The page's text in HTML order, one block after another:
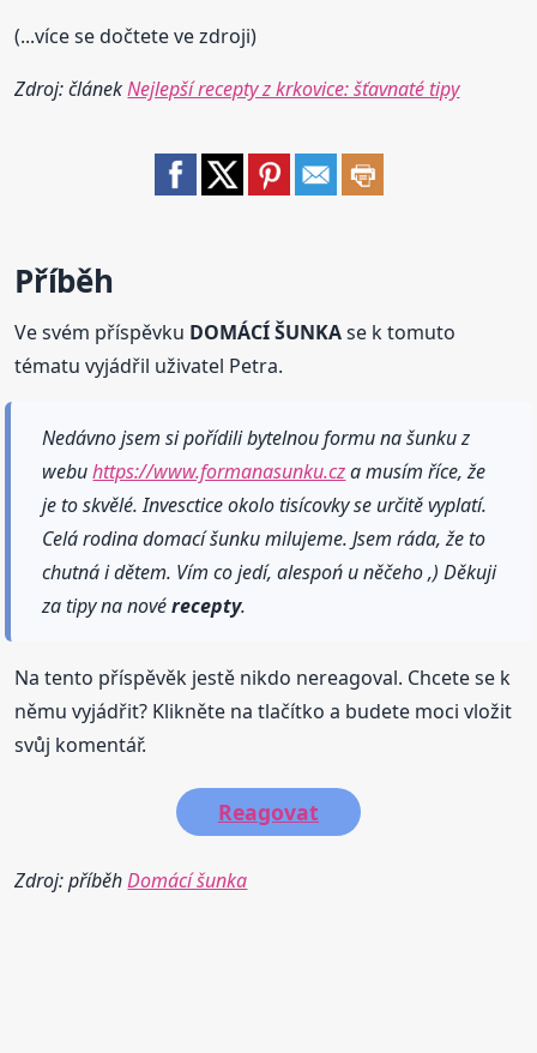
(...více se dočtete ve zdroji)
Zdroj: článekNejlepší recepty z krkovice: šťavnaté tipy
Příběh
Ve svém příspěvku DOMÁCÍ ŠUNKAse k tomuto
tématu vyjádřil uživatel Petra.
Nedávno jsem si pořídili bytelnou formu na šunku z
webuhttps://www.formanasunku.cza musím říce, že
je to skvělé. Invesctice okolo tisícovky se určitě vyplatí.
Celá rodina domací šunku milujeme. Jsem ráda, že to
chutná i dětem. Vím co jedí, alespoń u něčeho ,) Děkuji
za tipy na novérecepty.
Na tento příspěvěk jestě nikdo nereagoval. Chcete se k
němu vyjádřit? Klikněte na tlačítko a budete moci vložit
svůj komentář.
Reagovat
Zdroj: příběhDomácí šunka